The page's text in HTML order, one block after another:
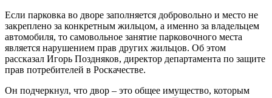
Если парковка во дворе заполняется добровольно и место не
закреплено за конкретным жильцом, а именно за владельцем
автомобиля, то самовольное занятие парковочного места
является нарушением прав других жильцов. Об этом
рассказал Игорь Поздняков, директор департамента по защите
прав потребителей в Роскачестве.
Он подчеркнул, что двор – это общее имущество, которым